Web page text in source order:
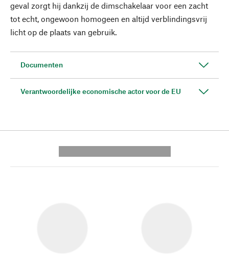
geval zorgt hij dankzij de dimschakelaar voor een zacht
tot echt, ongewoon homogeen en altijd verblindingsvrij
licht op de plaats van gebruik.
Documenten
Verantwoordelijke economische actor voor de EU